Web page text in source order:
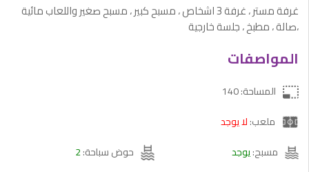
غرفة مستر ، غرفة 3 اشخاص ، مسبح كبير ، مسبح صغير واللعاب مائية
،صالة ، مطبخ ، جلسة خارجية
المواصفات
المساحة: 140
ملعب:لا يوجد
مسبح:يوجد حوض سباحة:2